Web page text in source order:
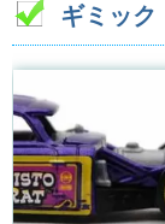
ギミック